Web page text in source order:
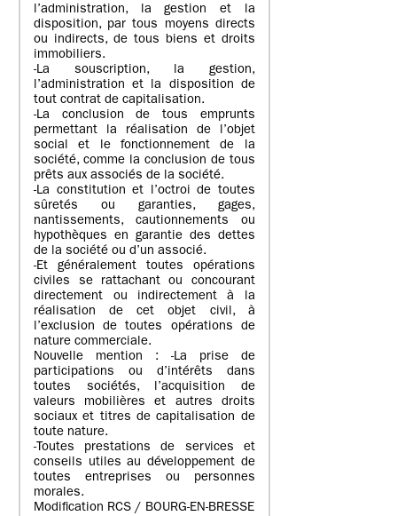
l’administration, la gestion et la
disposition, par tous moyens directs
ou indirects, de tous biens et droits
immobiliers.
-La souscription, la gestion,
l’administration et la disposition de
tout contrat de capitalisation.
-La conclusion de tous emprunts
permettant la réalisation de l’objet
social et le fonctionnement de la
société, comme la conclusion de tous
prêts aux associés de la société.
-La constitution et l’octroi de toutes
sûretés ou garanties, gages,
nantissements, cautionnements ou
hypothèques en garantie des dettes
de la société ou d’un associé.
-Et généralement toutes opérations
civiles se rattachant ou concourant
directement ou indirectement à la
réalisation de cet objet civil, à
l’exclusion de toutes opérations de
nature commerciale.
Nouvelle mention : -La prise de
participations ou d’intérêts dans
toutes sociétés, l’acquisition de
valeurs mobilières et autres droits
sociaux et titres de capitalisation de
toute nature.
-Toutes prestations de services et
conseils utiles au développement de
toutes entreprises ou personnes
morales.
Modification RCS / BOURG-EN-BRESSE